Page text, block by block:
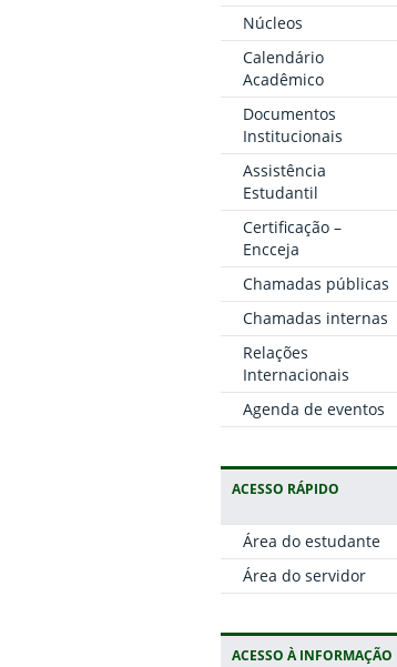
Núcleos
Calendário
Acadêmico
Documentos
Institucionais
Assistência
Estudantil
Certificação –
Encceja
Chamadas públicas
Chamadas internas
Relações
Internacionais
Agenda de eventos
ACESSO RÁPIDO
Área do estudante
Área do servidor
ACESSO À INFORMAÇÃO